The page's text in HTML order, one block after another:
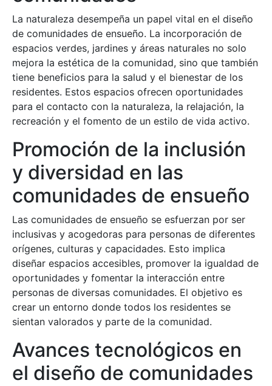
La naturaleza desempeña un papel vital en el diseño
de comunidades de ensueño. La incorporación de
espacios verdes, jardines y áreas naturales no solo
mejora la estética de la comunidad, sino que también
tiene beneficios para la salud y el bienestar de los
residentes. Estos espacios ofrecen oportunidades
para el contacto con la naturaleza, la relajación, la
recreación y el fomento de un estilo de vida activo.
Promoción de la inclusión
y diversidad en las
comunidades de ensueño
Las comunidades de ensueño se esfuerzan por ser
inclusivas y acogedoras para personas de diferentes
orígenes, culturas y capacidades. Esto implica
diseñar espacios accesibles, promover la igualdad de
oportunidades y fomentar la interacción entre
personas de diversas comunidades. El objetivo es
crear un entorno donde todos los residentes se
sientan valorados y parte de la comunidad.
Avances tecnológicos en
el diseño de comunidades